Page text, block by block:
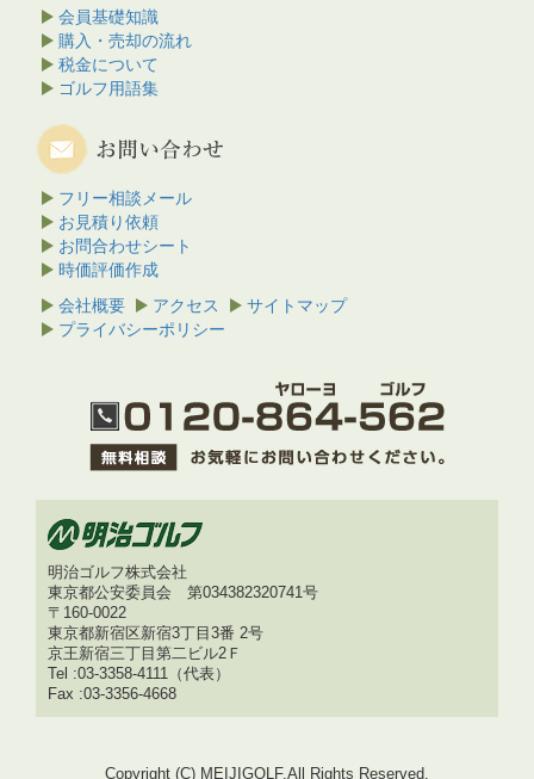
会員基礎知識
購入・売却の流れ
税金について
ゴルフ用語集
フリー相談メール
お見積り依頼
お問合わせシート
時価評価作成
会社概要
アクセス
サイトマップ
プライバシーポリシー
明治ゴルフ株式会社
東京都公安委員会 第034382320741号
〒160-0022
東京都新宿区新宿3丁目3番 2号
京王新宿三丁目第二ビル2Ｆ
Tel :03-3358-4111（代表）
Fax :03-3356-4668
Copyright (C) MEIJIGOLF.All Rights Reserved.